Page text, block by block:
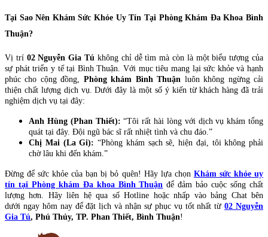
Tại Sao Nên Khám Sức Khỏe Uy Tín Tại Phòng Khám Đa Khoa Bình
Thuận?
Vị trí 02 Nguyễn Gia Tú không chỉ dễ tìm mà còn là một biểu tượng của
sự phát triển y tế tại Bình Thuận. Với mục tiêu mang lại sức khỏe và hạnh
phúc cho cộng đồng, Phòng khám Bình Thuận luôn không ngừng cải
thiện chất lượng dịch vụ. Dưới đây là một số ý kiến từ khách hàng đã trải
nghiệm dịch vụ tại đây:
Anh Hùng (Phan Thiết): “Tôi rất hài lòng với dịch vụ khám tổng
quát tại đây. Đội ngũ bác sĩ rất nhiệt tình và chu đáo.”
Chị Mai (La Gi): “Phòng khám sạch sẽ, hiện đại, tôi không phải
chờ lâu khi đến khám.”
Đừng để sức khỏe của bạn bị bỏ quên! Hãy lựa chọn Khám sức khỏe uy
tín tại Phòng khám Đa khoa Bình Thuận để đảm bảo cuộc sống chất
lượng hơn. Hãy liên hệ qua số Hotline hoặc nhấp vào bảng Chat bên
dưới ngay hôm nay để đặt lịch và nhận sự phục vụ tốt nhất từ02 Nguyễn
Gia Tú, Phú Thủy, TP. Phan Thiết, Bình Thuận!